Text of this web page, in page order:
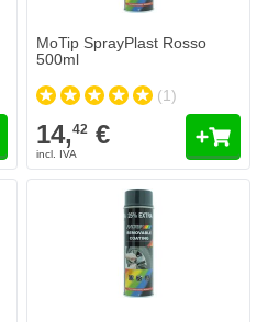
MoTip SprayPlast Rosso
500ml
(1)
14,42 €